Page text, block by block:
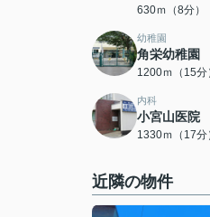
630ｍ（8分）
幼稚園
角栄幼稚園
1200ｍ（15分
内科
小宮山医院
1330ｍ（17分
近隣の物件